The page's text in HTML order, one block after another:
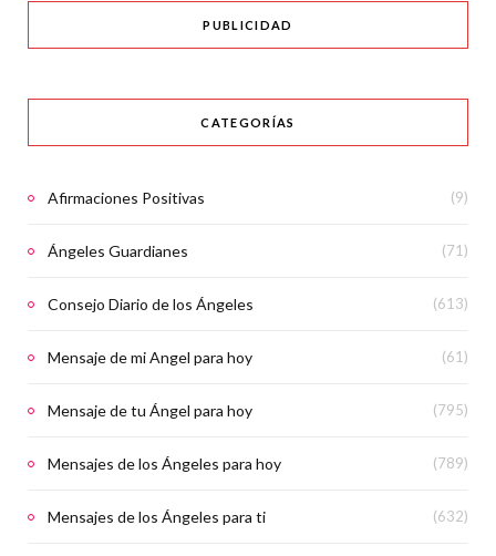
PUBLICIDAD
CATEGORÍAS
Afirmaciones Positivas (9)
Ángeles Guardianes (71)
Consejo Diario de los Ángeles (613)
Mensaje de mi Angel para hoy (61)
Mensaje de tu Ángel para hoy (795)
Mensajes de los Ángeles para hoy (789)
Mensajes de los Ángeles para ti (632)